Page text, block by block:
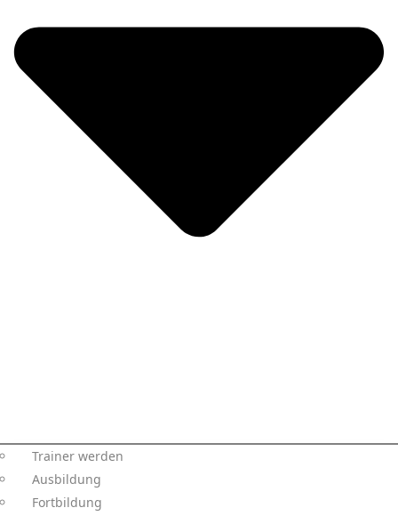
Trainer werden
Ausbildung
Fortbildung